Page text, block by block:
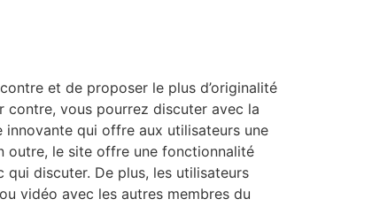
et de proposer le plus d’originalité
contre, vous pourrez discuter avec la
innovante qui offre aux utilisateurs une
outre, le site offre une fonctionnalité
discuter. De plus, les utilisateurs
vidéo avec les autres membres du